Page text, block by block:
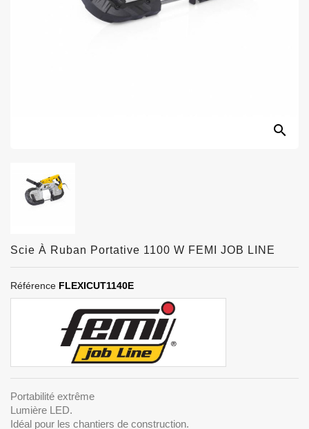
search
Scie À Ruban Portative 1100 W FEMI JOB LINE
Référence FLEXICUT1140E
Portabilité extrême
Lumière LED.
Idéal pour les chantiers de construction.